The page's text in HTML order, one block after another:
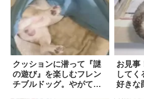
ん…！
クッションに潜って『謎
の遊び』を楽しむフレン
チブルドッグ。やがて見
お見事
してく
好きな